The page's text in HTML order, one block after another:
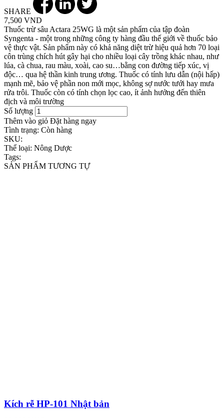
SHARE
7,500 VND
Thuốc trừ sâu Actara 25WG là một sản phẩm của tập đoàn
Syngenta - một trong những công ty hàng đầu thế giới về thuốc bảo
vệ thực vật. Sản phẩm này có khả năng diệt trừ hiệu quả hơn 70 loại
côn trùng chích hút gây hại cho nhiều loại cây trồng khác nhau, như
lúa, cà chua, rau màu, xoài, cao su…bằng con đường tiếp xúc, vị
độc… qua hệ thần kinh trung ương. Thuốc có tính lưu dẫn (nội hấp)
mạnh mẽ, bảo vệ phần non mới mọc, không sợ nước tưới hay mưa
rửa trôi. Thuốc còn có tính chọn lọc cao, ít ảnh hưởng đến thiên
địch và môi trường
Số lượng
Thêm vào giỏ Đặt hàng ngay
Tình trạng: Còn hàng
SKU:
Thể loại: Nông Dược
Tags:
SẢN PHẨM TƯƠNG TỰ
Kích rễ HP-101 Nhật bản